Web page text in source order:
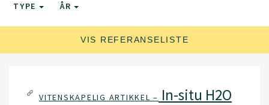
TYPE ÅR
VIS REFERANSELISTE
VITENSKAPELIG ARTIKKEL – In-situ H2O